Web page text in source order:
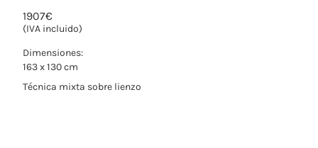
1907€
(IVA incluido)
Dimensiones:
163 x 130 cm
Técnica mixta sobre lienzo